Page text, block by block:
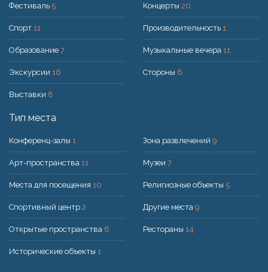
Фестиваль 5
Спорт 11
Образование 7
Экскурсии 16
Выставки 8
Концерты 20
Производительность 1
Музыкальные вечера 11
Стороны 6
Тип места
Конференц-залы 1
Арт-пространства 11
Места для посещения 10
Спортивный центр 2
Открытые пространства 8
Исторические объекты 1
Зона развлечений 9
Музеи 7
Религиозные объекты 5
Другие места 9
Рестораны 14